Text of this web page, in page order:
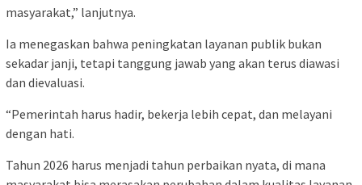
masyarakat,” lanjutnya.
Ia menegaskan bahwa peningkatan layanan publik bukan
sekadar janji, tetapi tanggung jawab yang akan terus diawasi
dan dievaluasi.
“Pemerintah harus hadir, bekerja lebih cepat, dan melayani
dengan hati.
Tahun 2026 harus menjadi tahun perbaikan nyata, di mana